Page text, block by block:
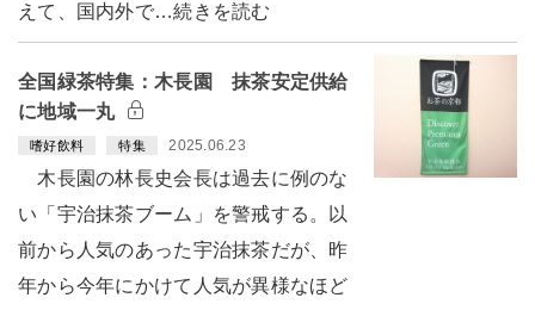
えて、国内外で…続きを読む
全国緑茶特集：木長園 抹茶安定供給
に地域一丸
嗜好飲料 特集 2025.06.23
木長園の林長史会長は過去に例のな
い「宇治抹茶ブーム」を警戒する。以
前から人気のあった宇治抹茶だが、昨
年から今年にかけて人気が異様なほど